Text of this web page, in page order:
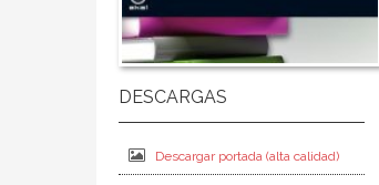
Descargar portada (alta calidad)